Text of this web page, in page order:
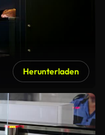
Herunterladen